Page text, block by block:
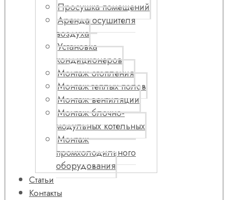
Просушка помещений
Аренда осушителя
воздуха
Установка
кондиционеров
Монтаж отопления
Монтаж теплых полов
Монтаж вентиляции
Монтаж блочно-
модульных котельных
Монтаж
промхолодильного
оборудования
Статьи
Контакты